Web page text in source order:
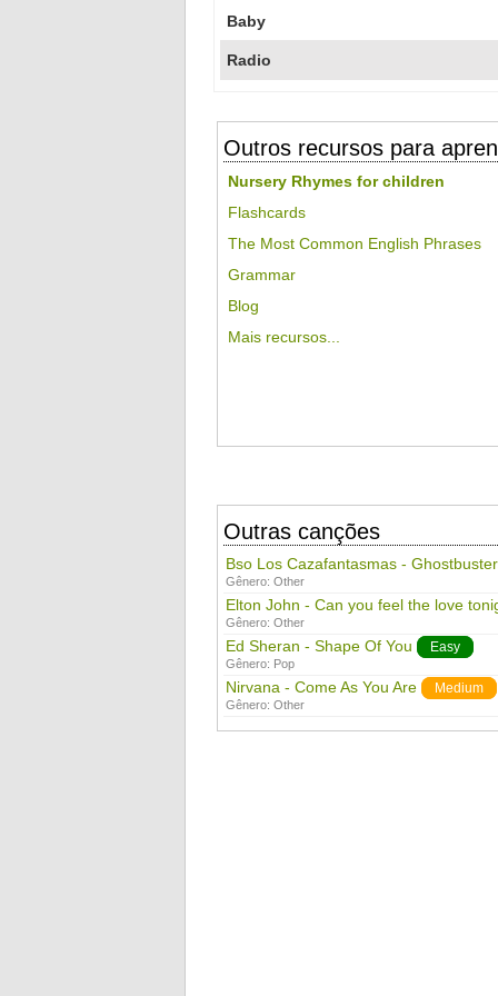
Baby
Radio
Outros recursos para
Nursery Rhymes for children
Flashcards
The Most Common English Phrases
Grammar
Blog
Mais recursos...
Outras canções
Bso Los Cazafantasmas -
Gênero: Other
Elton John - Can you feel the love
Gênero: Other
Ed Sheran - Shape Of You Easy
Gênero: Pop
Nirvana - Come As You Are Medium
Gênero: Other